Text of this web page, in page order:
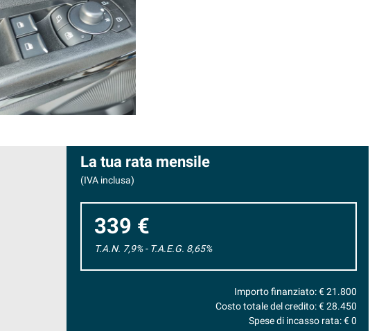
La tua rata mensile
(IVA inclusa)
339 €
T.A.N. 7,9% - T.A.E.G. 8,65%
Importo finanziato: €21.800
Costo totale del credito: €28.450
Spese di incasso rata: €0